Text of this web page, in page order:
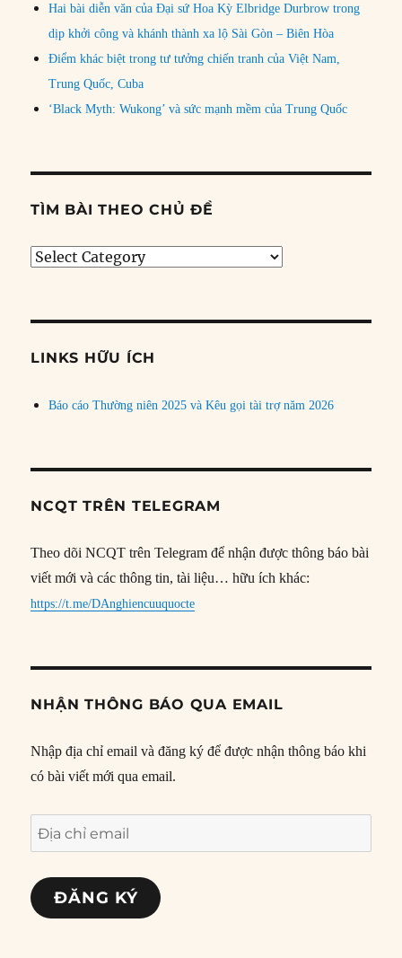
Hai bài diễn văn của Đại sứ Hoa Kỳ Elbridge Durbrow trong
dịp khởi công và khánh thành xa lộ Sài Gòn – Biên Hòa
Điểm khác biệt trong tư tưởng chiến tranh của Việt Nam,
Trung Quốc, Cuba
‘Black Myth: Wukong’ và sức mạnh mềm của Trung Quốc
TÌM BÀI THEO CHỦ ĐỀ
Tìm
đề
LINKS HỮU ÍCH
Báo cáo Thường niên 2025 và Kêu gọi tài trợ năm 2026
NCQT TRÊN TELEGRAM
Theo dõi NCQT trên Telegram để nhận được thông báo bài
viết mới và các thông tin, tài liệu… hữu ích khác:
https://t.me/DAnghiencuuquocte
NHẬN THÔNG BÁO QUA EMAIL
Nhập địa chỉ email và đăng ký để được nhận thông báo khi
có bài viết mới qua email.
Địa
chỉ
email
ĐĂNG KÝ